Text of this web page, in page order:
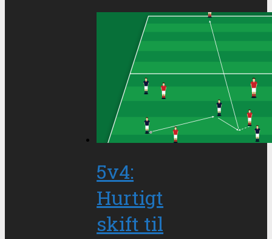
5v4:
Hurtigt
skift til